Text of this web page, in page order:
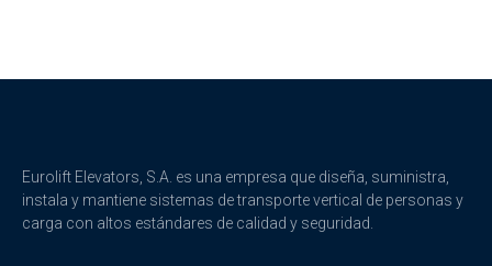
Eurolift Elevators, S.A. es una empresa que diseña, suministra,
instala y mantiene sistemas de transporte vertical de personas y
carga con altos estándares de calidad y seguridad.